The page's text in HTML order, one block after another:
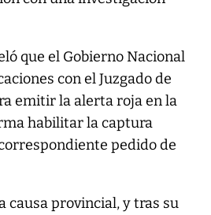
que el Gobierno Nacional
con el Juzgado de
emitir la alerta roja en la
habilitar la captura
pedido de
causa provincial, y tras su